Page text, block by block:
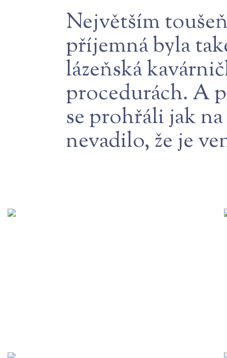
Největším
příjemná byla
lázeňská
procedurách. A
se prohřáli jak
nevadilo, že je